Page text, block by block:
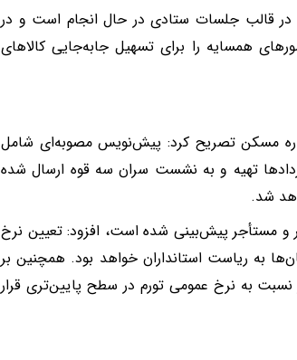
در قالب جلسات ستادی در حال انجام است و در
همسایه را برای تسهیل جابه‌جایی کالاهای
مسکن تصریح کرد: پیش‌نویس مصوبه‌ای شامل
تهیه و به نشست سران سه قوه ارسال شده
شد.
و مستأجر پیش‌بینی شده است، افزود: تعیین نرخ
به ریاست استانداران خواهد بود. همچنین بر
به نرخ عمومی تورم در سطح پایین‌تری قرار